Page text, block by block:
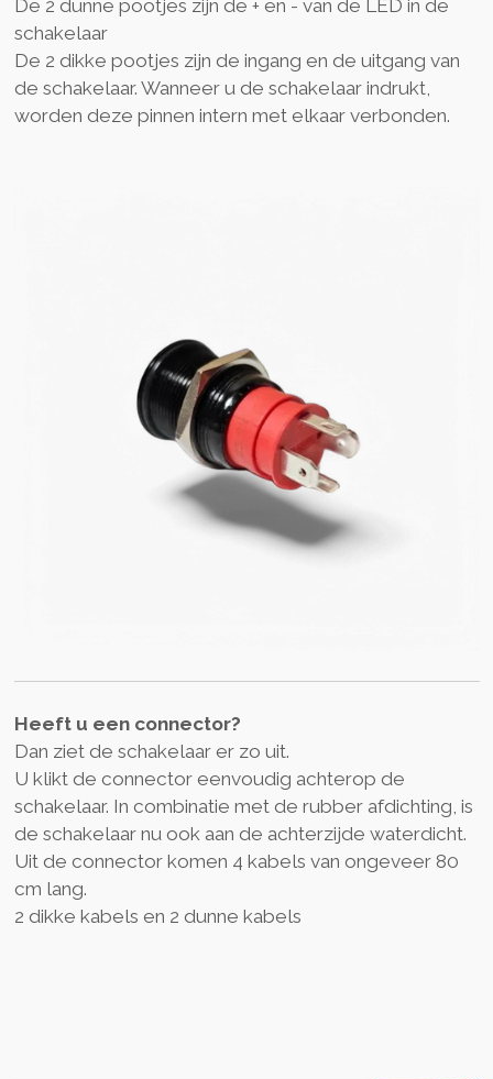
De 2 dunne pootjes zijn de + en - van de LED in de
schakelaar
De 2 dikke pootjes zijn de ingang en de uitgang van
de schakelaar. Wanneer u de schakelaar indrukt,
worden deze pinnen intern met elkaar verbonden.
Heeft u een connector?
Dan ziet de schakelaar er zo uit.
U klikt de connector eenvoudig achterop de
schakelaar. In combinatie met de rubber afdichting, is
de schakelaar nu ook aan de achterzijde waterdicht.
Uit de connector komen 4 kabels van ongeveer 80
cm lang.
2 dikke kabels en 2 dunne kabels